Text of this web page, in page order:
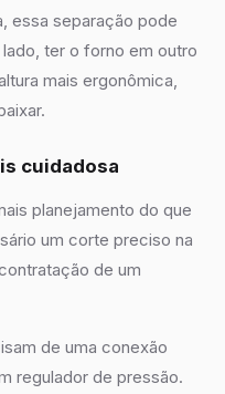
essa separação pode
ter o forno em outro
mais ergonômica,
cuidadosa
planejamento do que
um corte preciso na
de um
de uma conexão
regulador de pressão.